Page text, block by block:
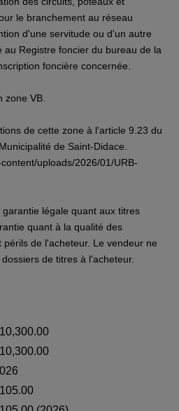
le branchement au réseau
d'une servitude ou d'un autre
Registre foncier du bureau de la
foncière concernée.
zone VB.
de cette zone à l'article 9.23 du
de Saint-Didace.
uploads/2026/01/URB-
légale quant aux titres
quant à la qualité des
de l'acheteur. Le vendeur ne
de titres à l'acheteur.